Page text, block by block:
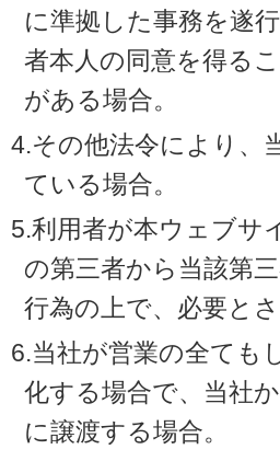
に準拠した事務を遂
者本人の同意を得る
がある場合。
4.その他法令により、
ている場合。
5.利用者が本ウェブサ
の第三者から当該第
行為の上で、必要と
6.当社が営業の全ても
化する場合で、当社
に譲渡する場合。